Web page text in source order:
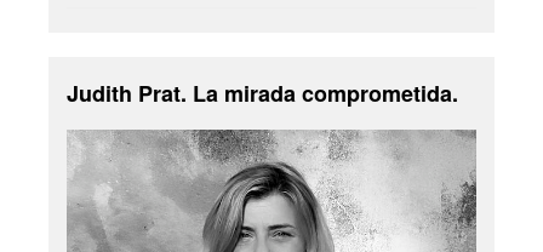
Judith Prat. La mirada comprometida.